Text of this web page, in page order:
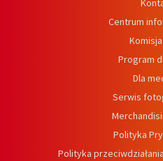
Centrum
Program
Dla
Serwis
Polityka
Polityka